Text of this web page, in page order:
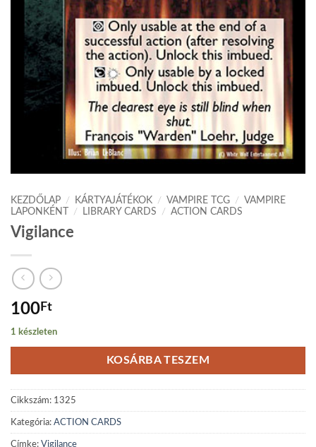
KEZDŐLAP / KÁRTYAJÁTÉKOK / VAMPIRE TCG /
VAMPIRE
LAPONKÉNT
/ LIBRARY CARDS / ACTION CARDS
Vigilance
100Ft
1 készleten
KOSÁRBA TESZEM
Cikkszám: 1325
Kategória: ACTION CARDS
Címke: Vigilance